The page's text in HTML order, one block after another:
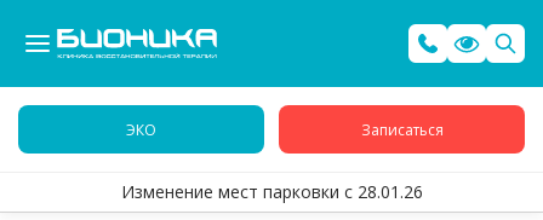
ЭКО Записаться
Изменение мест парковки с 28.01.26